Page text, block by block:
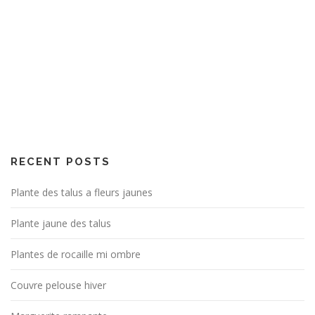
RECENT POSTS
Plante des talus a fleurs jaunes
Plante jaune des talus
Plantes de rocaille mi ombre
Couvre pelouse hiver